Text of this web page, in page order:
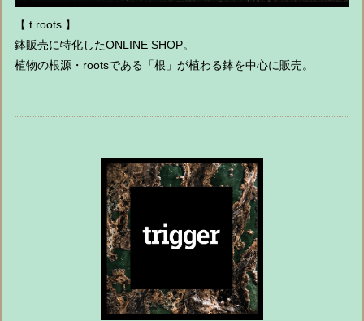
【 t.roots 】
鉢販売に特化したONLINE SHOP。
植物の根源・rootsである「根」が植わる鉢を中心に販売。